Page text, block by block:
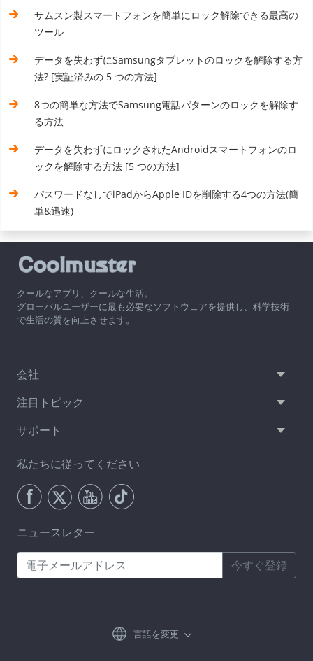
サムスン製スマートフォンを簡単にロック解除できる最高の
ツール
データを失わずにSamsungタブレットのロックを解除する方
法? [実証済みの 5 つの方法]
8つの簡単な方法でSamsung電話パターンのロックを解除す
る方法
データを失わずにロックされたAndroidスマートフォンのロ
ックを解除する方法 [5 つの方法]
パスワードなしでiPadからApple IDを削除する4つの方法(簡
単&迅速)
クールなアプリ、クールな生活。
グローバルユーザーに最も必要なソフトウェアを提供し、科学技術
で生活の質を向上させます。
会社
注目トピック
サポート
私たちに従ってください
ニュースレター
今すぐ登録
言語を変更